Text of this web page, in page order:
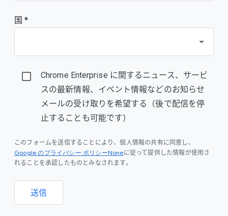
国 *
Chrome Enterprise に関するニュース、サービ
スの最新情報、イベント情報などのお知らせ
メールの受け取りを希望する（後で配信を停
止することも可能です）
このフォームを送信することにより、個人情報の共有に同意し、
Google のプライバシー ポリシーNoneに従って提供した情報が使用さ
れることを承認したものとみなされます。
送信